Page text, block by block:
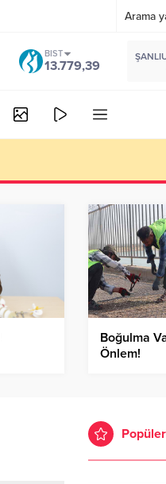
BIST
13.779,39
Boğulma
Önlem!